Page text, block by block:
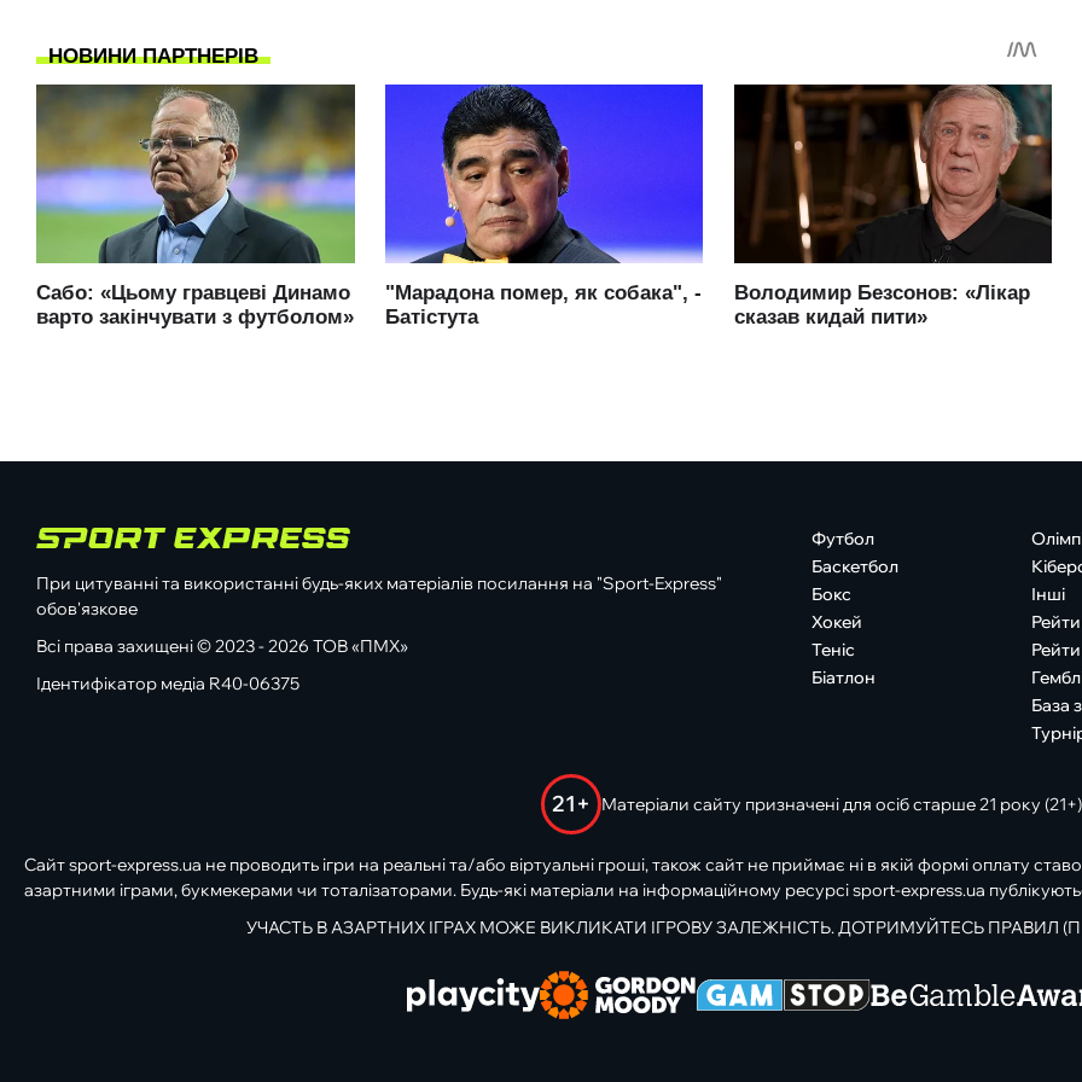
При цитуванні та використанні будь-яких матеріалів посилання на "Sport-Express"
обов'язкове
Всі права захищені © 2023 - 2026 ТОВ «ПМХ»
Ідентифікатор медіа R40-06375
Футбол
Баскетбол
Бокс
Хокей
Теніс
Біатлон
Інші
База
21+ Матеріали сайту призначені для осіб старше 21 року (21+)
Сайт sport-express.ua не проводить ігри на реальні та/або віртуальні гроші, також сайт не приймає ні в якій формі оплату
азартними іграми, букмекерами чи тоталізаторами. Будь-які матеріали на інформаційному ресурсі sport-express.ua
УЧАСТЬ В АЗАРТНИХ ІГРАХ МОЖЕ ВИКЛИКАТИ ІГРОВУ ЗАЛЕЖНІСТЬ. ДОТРИМУЙТЕСЬ ПРАВИЛ